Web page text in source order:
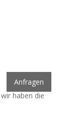
Anfragen
haben die